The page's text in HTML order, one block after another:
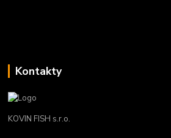
Kontakty
KOVIN FISH s.r.o.